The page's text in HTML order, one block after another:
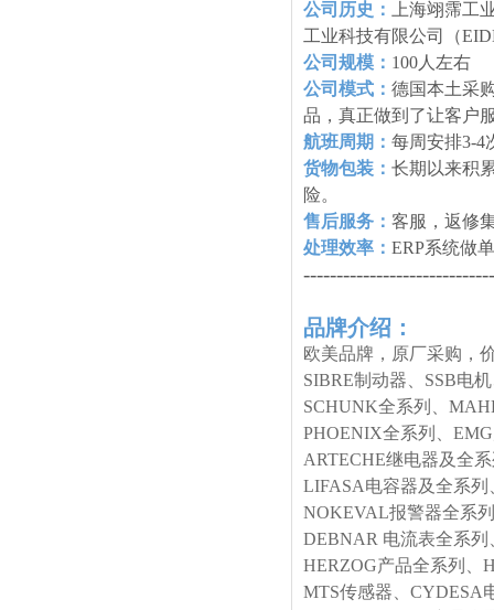
公司历史：
上海翊霈工
工业科技有限公司（
公司规模： 100人左右
公司模式： 德国本土采
品，真正做到了让客户
航班周期： 每周安排3-4
货物包装： 长期以来积
险。
售后服务： 客服，返修
处理效率： ERP系统做
品牌介绍：
欧美品牌，原厂采购，
SIBRE制动器、SSB电
SCHUNK全系列、
PHOENIX全系列、
ARTECHE继电器及全
LIFASA电容器及全系
NOKEVAL报警器全系
DEBNAR 电流表全系
HERZOG产品全系列、
MTS传感器、CYDESA